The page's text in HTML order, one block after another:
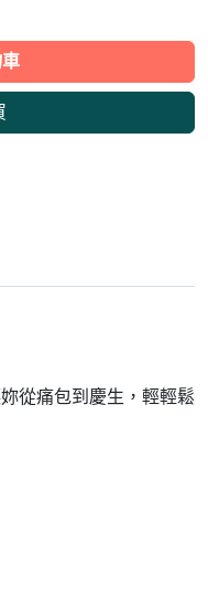
從痛包到慶生，輕輕鬆